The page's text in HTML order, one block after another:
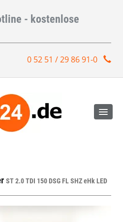
- kostenlose
0 52 51 / 29 86 91-0
ST 2.0 TDI 150 DSG FL SHZ eHk LED